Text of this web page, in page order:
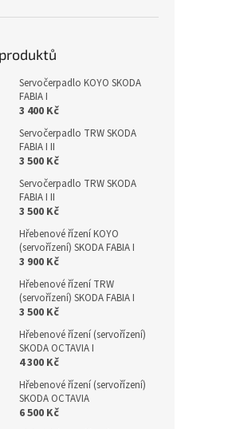
Servočerpadlo KOYO SKODA
FABIA I
3 400 Kč
Servočerpadlo TRW SKODA
FABIA I II
3 500 Kč
Servočerpadlo TRW SKODA
FABIA I II
3 500 Kč
Hřebenové řízení KOYO
(servořízení) SKODA FABIA I
3 900 Kč
Hřebenové řízení TRW
(servořízení) SKODA FABIA I
3 500 Kč
Hřebenové řízení (servořízení)
SKODA OCTAVIA I
4 300 Kč
Hřebenové řízení (servořízení)
SKODA OCTAVIA
6 500 Kč